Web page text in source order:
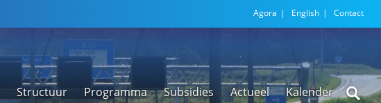
Agora English Contact
Structuur Programma Subsidies Actueel Kalender